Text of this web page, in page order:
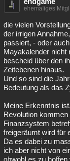
ehemaliges
die vielen
der irrigen
passiert, - oder
Mayakalender nicht
bescheid über den
Zeitebenen hinaus.
Und so sind die
Bedeutung als das
Meine Erkenntnis
Revolution
Finanzsystem
freigeräumt wird für
Da es dabei zu
ich aber nicht von
obwohl es zu hoffen